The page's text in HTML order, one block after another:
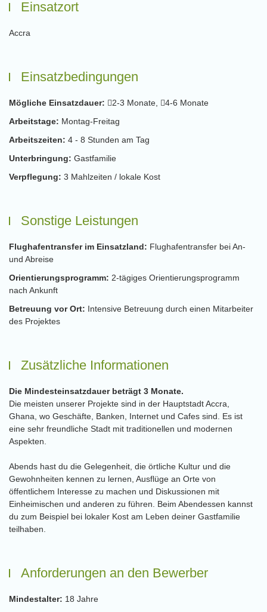
Einsatzort
Accra
Einsatzbedingungen
Mögliche Einsatzdauer: 2-3 Monate,
4-6 Monate
Arbeitstage: Montag-Freitag
Arbeitszeiten: 4 - 8 Stunden am Tag
Unterbringung: Gastfamilie
Verpflegung: 3 Mahlzeiten / lokale Kost
Sonstige Leistungen
Flughafentransfer im Einsatzland: Flughafentransfer bei An-
und Abreise
Orientierungsprogramm: 2-tägiges Orientierungsprogramm
nach Ankunft
Betreuung vor Ort: Intensive Betreuung durch einen Mitarbeiter
des Projektes
Zusätzliche Informationen
Die Mindesteinsatzdauer beträgt 3 Monate.
Die meisten unserer Projekte sind in der Hauptstadt Accra,
Ghana, wo Geschäfte, Banken, Internet und Cafes sind. Es ist
eine sehr freundliche Stadt mit traditionellen und modernen
Aspekten.
Abends hast du die Gelegenheit, die örtliche Kultur und die
Gewohnheiten kennen zu lernen, Ausflüge an Orte von
öffentlichem Interesse zu machen und Diskussionen mit
Einheimischen und anderen zu führen. Beim Abendessen kannst
du zum Beispiel bei lokaler Kost am Leben deiner Gastfamilie
teilhaben.
Anforderungen an den Bewerber
Mindestalter: 18 Jahre